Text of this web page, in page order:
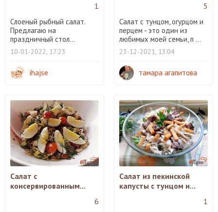
1
Слоеный рыбный салат.
Предлагаю на
праздничный стол...
10-01-2022, 17:23
ihajse
5
Салат с тунцом, огурцом и
перцем - это один из
любимых моей семьи, п ...
23-12-2021, 13:04
тамара агапитова
Салат с
консервированным...
6
Салат из пекинской
капусты с тунцом и...
1